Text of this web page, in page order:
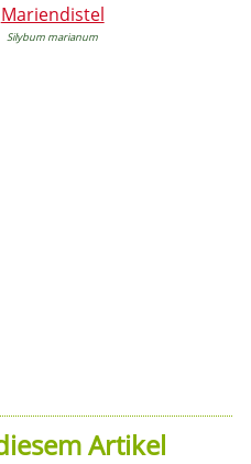
Mariendistel
Silybum marianum
Artikel